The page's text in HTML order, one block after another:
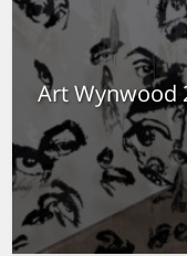
Art Wynwood